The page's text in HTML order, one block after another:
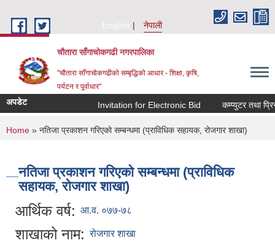
English
नेपाली
चौतारा साँगाचोकगढी नगरपालिका
"चौतारा साँगाचोकगढीको सम्बृद्धिको आधार - शिक्षा, कृषि,
पर्यटन र पूर्वाधार"
अपडेट Invitation for Electronic Bid कम्प्युटर तथा
You are here
Home » नतिजा प्रकाशन गरिएको सम्बन्धमा (प्राविधिक सहायक, रोजगार शाखा)
नतिजा प्रकाशन गरिएको सम्बन्धमा (प्राविधिक
सहायक, रोजगार शाखा)
आर्थिक वर्ष: आ.व. ०७७-७८
शाखाको नाम: रोजगार शाखा